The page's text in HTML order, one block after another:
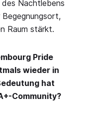
Nachtlebens
Raum stärkt.
Pride
wieder in
hat
Community?